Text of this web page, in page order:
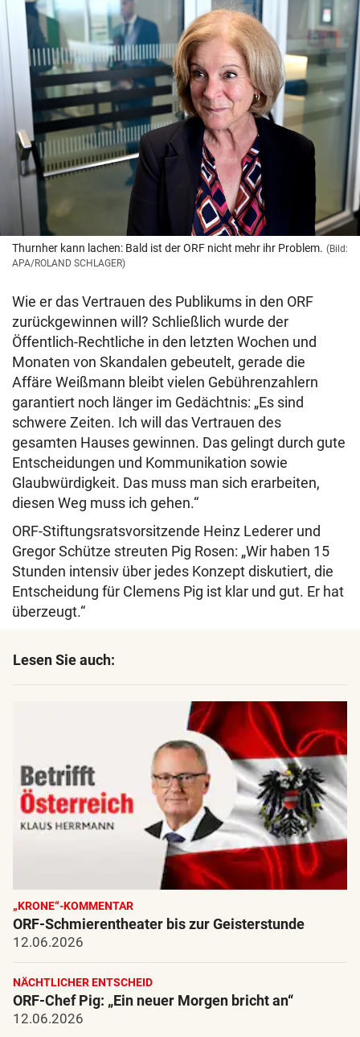
Thurnher kann lachen: Bald ist der ORF nicht mehr ihr Problem. (Bild:
APA/ROLAND SCHLAGER)
Wie er das Vertrauen des Publikums in den ORF
zurückgewinnen will? Schließlich wurde der
Öffentlich-Rechtliche in den letzten Wochen und
Monaten von Skandalen gebeutelt, gerade die
Affäre Weißmann bleibt vielen Gebührenzahlern
garantiert noch länger im Gedächtnis: „Es sind
schwere Zeiten. Ich will das Vertrauen des
gesamten Hauses gewinnen. Das gelingt durch gute
Entscheidungen und Kommunikation sowie
Glaubwürdigkeit. Das muss man sich erarbeiten,
diesen Weg muss ich gehen.“
ORF-Stiftungsratsvorsitzende Heinz Lederer und
Gregor Schütze streuten Pig Rosen: „Wir haben 15
Stunden intensiv über jedes Konzept diskutiert, die
Entscheidung für Clemens Pig ist klar und gut. Er hat
überzeugt.“
Lesen Sie auch:
„KRONE“-KOMMENTAR
ORF-Schmierentheater bis zur Geisterstunde
12.06.2026
NÄCHTLICHER ENTSCHEID
ORF-Chef Pig: „Ein neuer Morgen bricht an“
12.06.2026